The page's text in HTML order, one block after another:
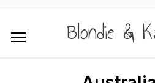
Blondie &